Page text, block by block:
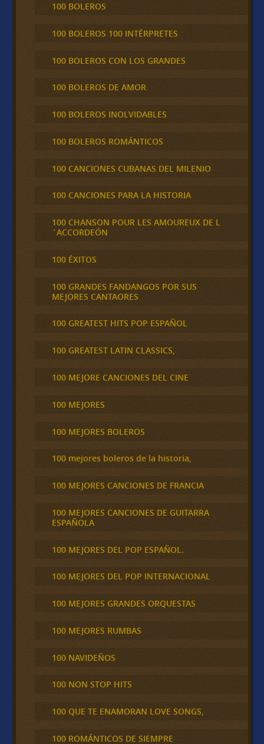
100 BOLEROS
100 BOLEROS 100 INTÉRPRETES
100 BOLEROS CON LOS GRANDES
100 BOLEROS DE AMOR
100 BOLEROS INOLVIDABLES
100 BOLEROS ROMÁNTICOS
100 CANCIONES CUBANAS DEL MILENIO
100 CANCIONES PARA LA HISTORIA
100 CHANSON POUR LES AMOUREUX DE L
´ACCORDEÓN
100 ÉXITOS
100 GRANDES FANDANGOS POR SUS
MEJORES CANTAORES
100 GREATEST HITS POP ESPAÑOL
100 GREATEST LATIN CLASSICS,
100 MEJORE CANCIONES DEL CINE
100 MEJORES
100 MEJORES BOLEROS
100 mejores boleros de la historia,
100 MEJORES CANCIONES DE FRANCIA
100 MEJORES CANCIONES DE GUITARRA
ESPAÑOLA
100 MEJORES DEL POP ESPAÑOL.
100 MEJORES DEL POP INTERNACIONAL
100 MEJORES GRANDES ORQUESTAS
100 MEJORES RUMBAS
100 NAVIDEÑOS
100 NON STOP HITS
100 QUE TE ENAMORAN LOVE SONGS,
100 ROMÁNTICOS DE SIEMPRE